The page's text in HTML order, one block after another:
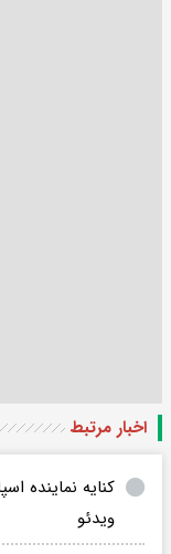
اخبار مرتبط
کنایه نماینده
ویدئو